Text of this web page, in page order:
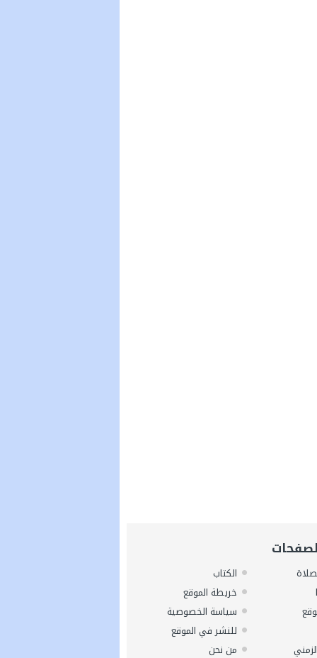
الكتاب
خريطة الموقع
سياسة الخصوصية
للنشر في الموقع
من نحن